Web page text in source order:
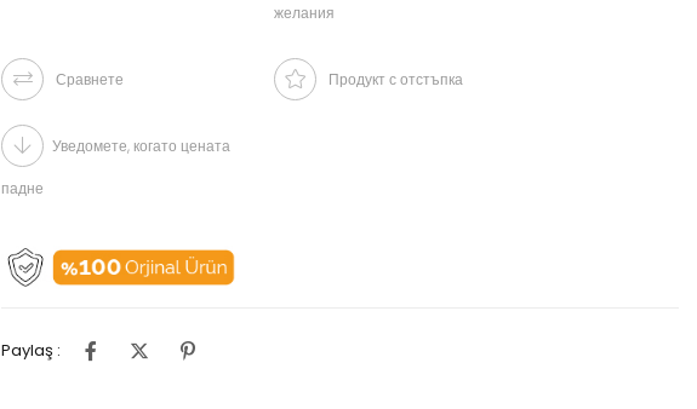
желания
Сравнете Продукт с отстъпка
Уведомете, когато цената
падне
Paylaş :